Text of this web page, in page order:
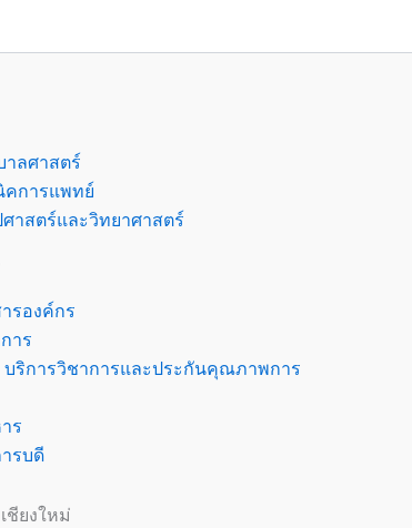
ลศาสตร์
การแพทย์
าสตร์และวิทยาศาสตร์
รองค์กร
าร
บริการวิชาการและประกันคุณภาพการ
ร
รบดี
ชียงใหม่